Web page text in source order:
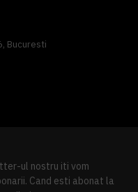
Bucuresti
ul nostru iti vom
Cand esti abonat la